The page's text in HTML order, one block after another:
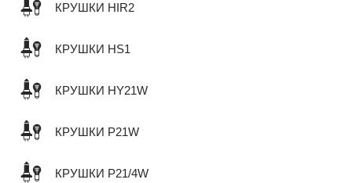
КРУШКИ HIR2
КРУШКИ HS1
КРУШКИ HY21W
КРУШКИ P21W
КРУШКИ P21/4W